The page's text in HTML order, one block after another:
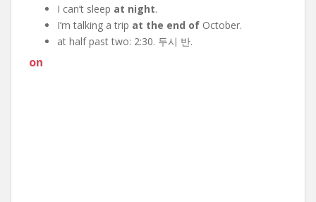
I can’t sleep at night.
I’m talking a trip at the end of October.
at half past two: 2:30. 두시 반.
on